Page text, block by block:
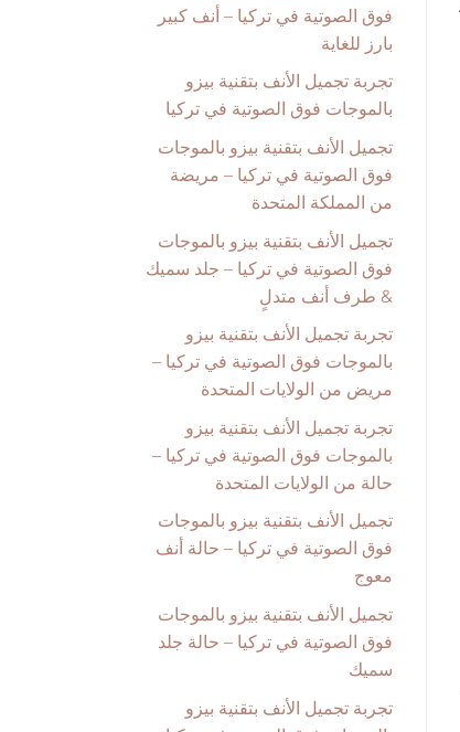
فوق الصوتية في تركيا – أنف كبير
بارز للغاية
تجربة تجميل الأنف بتقنية بيزو
بالموجات فوق الصوتية في تركيا
تجميل الأنف بتقنية بيزو بالموجات
فوق الصوتية في تركيا – مريضة
من المملكة المتحدة
تجميل الأنف بتقنية بيزو بالموجات
فوق الصوتية في تركيا – جلد سميك
& طرف أنف متدلٍ
تجربة تجميل الأنف بتقنية بيزو
بالموجات فوق الصوتية في تركيا –
مريض من الولايات المتحدة
تجربة تجميل الأنف بتقنية بيزو
بالموجات فوق الصوتية في تركيا –
حالة من الولايات المتحدة
تجميل الأنف بتقنية بيزو بالموجات
فوق الصوتية في تركيا – حالة أنف
معوج
تجميل الأنف بتقنية بيزو بالموجات
فوق الصوتية في تركيا – حالة جلد
سميك
تجربة تجميل الأنف بتقنية بيزو